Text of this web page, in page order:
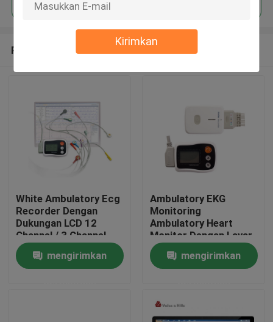
Kirimkan
Rekomendasi Produk
White Ambulatory Ecg
Recorder Dengan
Dukungan LCD 12
Channel / 3 Channel
ISO FDA
mengirimkan
Ambulatory EKG
Monitoring
Ambulatory Heart
Monitor Dengan Layar
LCD
mengirimkan